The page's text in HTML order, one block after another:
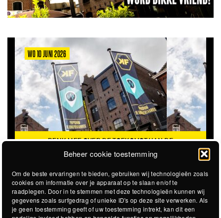
Beheer cookie toestemming
Om de beste ervaringen te bieden, gebruiken wij technologieën zoals
cookies om informatie over je apparaat op te slaan en/of te
raadplegen. Door in te stemmen met deze technologieën kunnen wij
gegevens zoals surfgedrag of unieke ID's op deze site verwerken. Als
je geen toestemming geeft of uw toestemming intrekt, kan dit een
WO 10 JUNI 2026
DENK MEE OVER DE TOEKOMST VAN DE
KROEPOEKFABRIEK